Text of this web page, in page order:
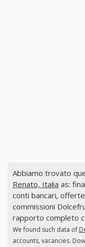
Abbiamo trovato
Renato, Italia as:
conti bancari,
commissioni
rapporto completo
We found such data of
accounts, vacancies.